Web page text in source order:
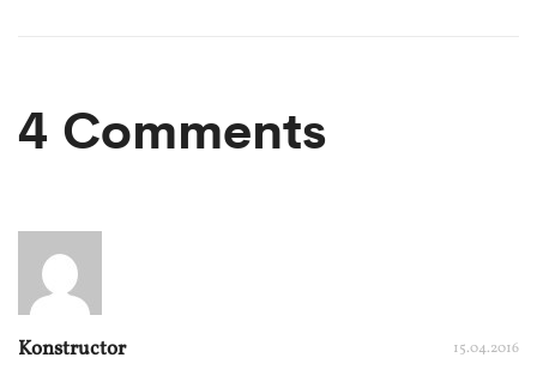
4 Comments
Konstructor 15.04.2016